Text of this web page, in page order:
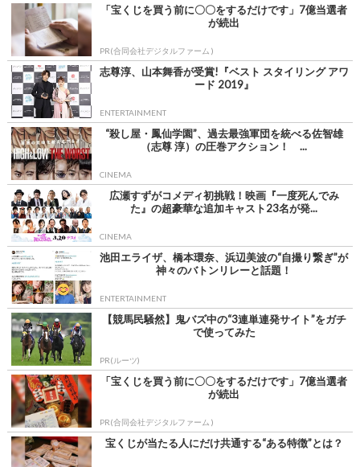
「宝くじを買う前に〇〇をするだけです」7億当選者
が続出
PR(合同会社デジタルファーム )
志尊淳、山本舞香が受賞!『ベスト スタイリング アワ
ード 2019』
ENTERTAINMENT
“殺し屋・鳳仙学園”、過去最強軍団を統べる佐智雄
（志尊 淳）の圧巻アクション！ ...
CINEMA
広瀬すずがコメディ初挑戦！映画『一度死んでみ
た』の超豪華な追加キャスト23名が発...
CINEMA
池田エライザ、橋本環奈、浜辺美波の“自撮り繋ぎ”が
神々のバトンリレーと話題！
ENTERTAINMENT
【競馬民騒然】鬼バズ中の“3連単連発サイト”をガチ
で使ってみた
PR(ルーツ)
「宝くじを買う前に〇〇をするだけです」7億当選者
が続出
PR(合同会社デジタルファーム )
宝くじが当たる人にだけ共通する“ある特徴”とは？